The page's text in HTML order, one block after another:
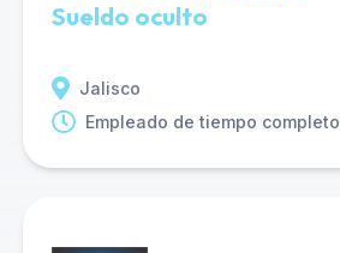
Sueldo oculto
Jalisco
Empleado de tiempo completo